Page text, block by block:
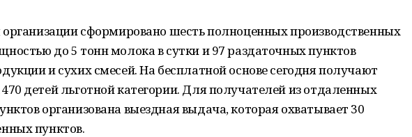
организации сформировано шесть полноценных производственных
до 5 тонн молока в сутки и 97 раздаточных пунктов
и сухих смесей. На бесплатной основе сегодня получают
детей льготной категории. Для получателей из отдаленных
организована выездная выдача, которая охватывает 30
пунктов.